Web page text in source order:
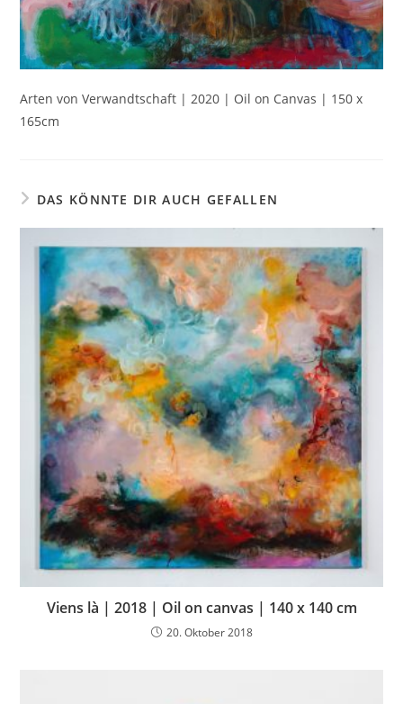
Arten von Verwandtschaft | 2020 | Oil on Canvas | 150 x
165cm
DAS KÖNNTE DIR AUCH GEFALLEN
Viens là | 2018 | Oil on canvas | 140 x 140 cm
20. Oktober 2018